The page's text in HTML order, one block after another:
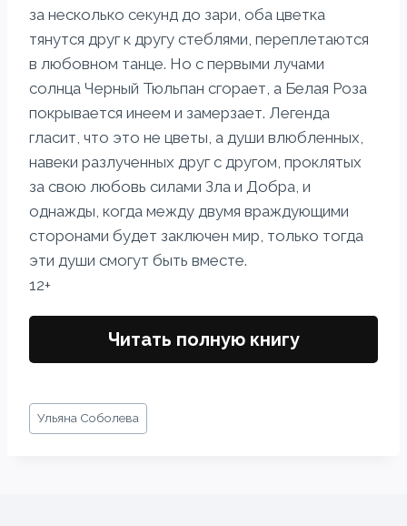
за несколько секунд до зари, оба цветка
тянутся друг к другу стеблями, переплетаются
в любовном танце. Но с первыми лучами
солнца Черный Тюльпан сгорает, а Белая Роза
покрывается инеем и замерзает. Легенда
гласит, что это не цветы, а души влюбленных,
навеки разлученных друг с другом, проклятых
за свою любовь силами Зла и Добра, и
однажды, когда между двумя враждующими
сторонами будет заключен мир, только тогда
эти души смогут быть вместе.
12+
Читать полную книгу
Метки
записи:
Ульяна Соболева